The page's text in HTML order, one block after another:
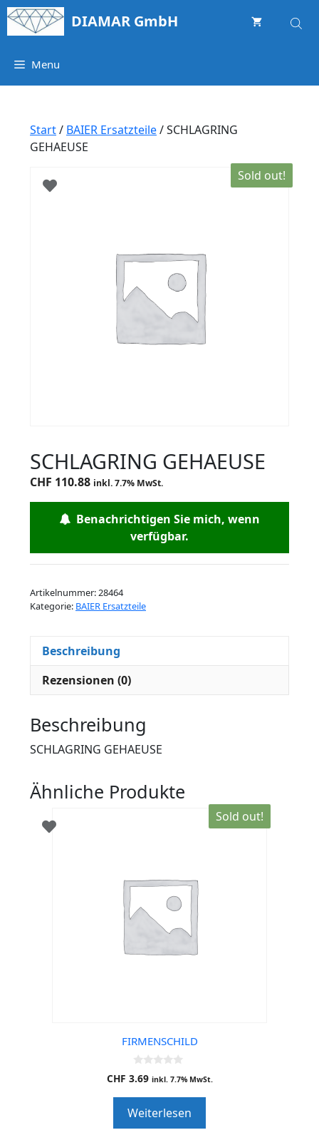
Springe
zum
DIAMAR GmbH
Menu
Start/ BAIER Ersatzteile/ SCHLAGRING
GEHAEUSE
Sold out!
SCHLAGRING GEHAEUSE
CHF 110.88 inkl. 7.7% MwSt.
Benachrichtigen Sie mich, wenn
verfügbar.
Artikelnummer:28464
Kategorie: BAIER Ersatzteile
Beschreibung
Rezensionen (0)
Beschreibung
SCHLAGRING GEHAEUSE
Ähnliche Produkte
Sold out!
FIRMENSCHILD
0
o
o
f
5
CHF 3.69 inkl. 7.7% MwSt.
Weiterlesen